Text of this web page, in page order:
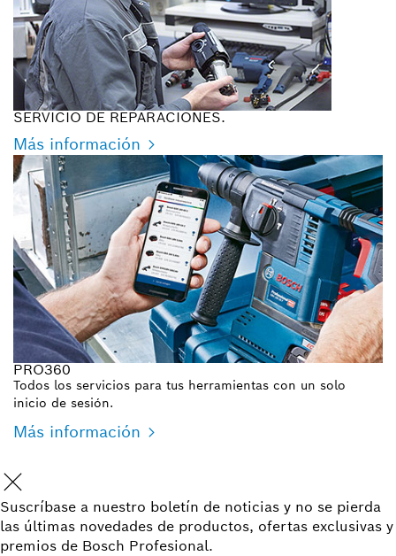
SERVICIO DE REPARACIONES.
Más información
PRO360
Todos los servicios para tus herramientas con un solo
inicio de sesión.
Más información
Suscríbase a nuestro boletín de noticias y no se pierda
las últimas novedades de productos, ofertas exclusivas y
premios de Bosch Profesional.